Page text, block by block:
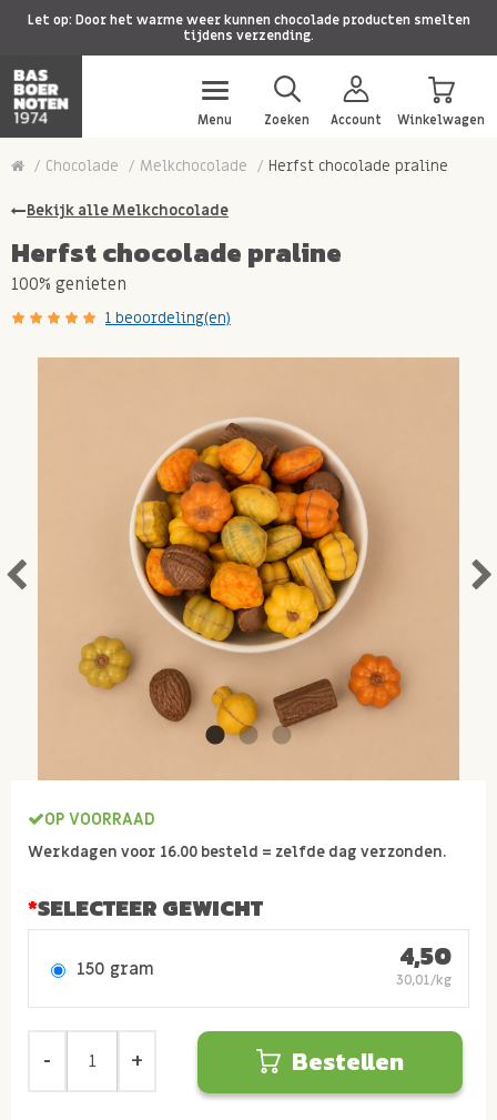
Let op: Door het warme weer kunnen chocolade producten smelten
tijdens verzending.
Menu Zoeken Account Winkelwagen
Chocolade Melkchocolade Herfst chocolade praline
Bekijk alle Melkchocolade
Herfst chocolade praline
100% genieten
1 beoordeling(en)
OP VOORRAAD
Werkdagen voor 16.00 besteld = zelfde dag verzonden.
SELECTEER GEWICHT
150 gram 4,50
30,01/kg
Bestellen